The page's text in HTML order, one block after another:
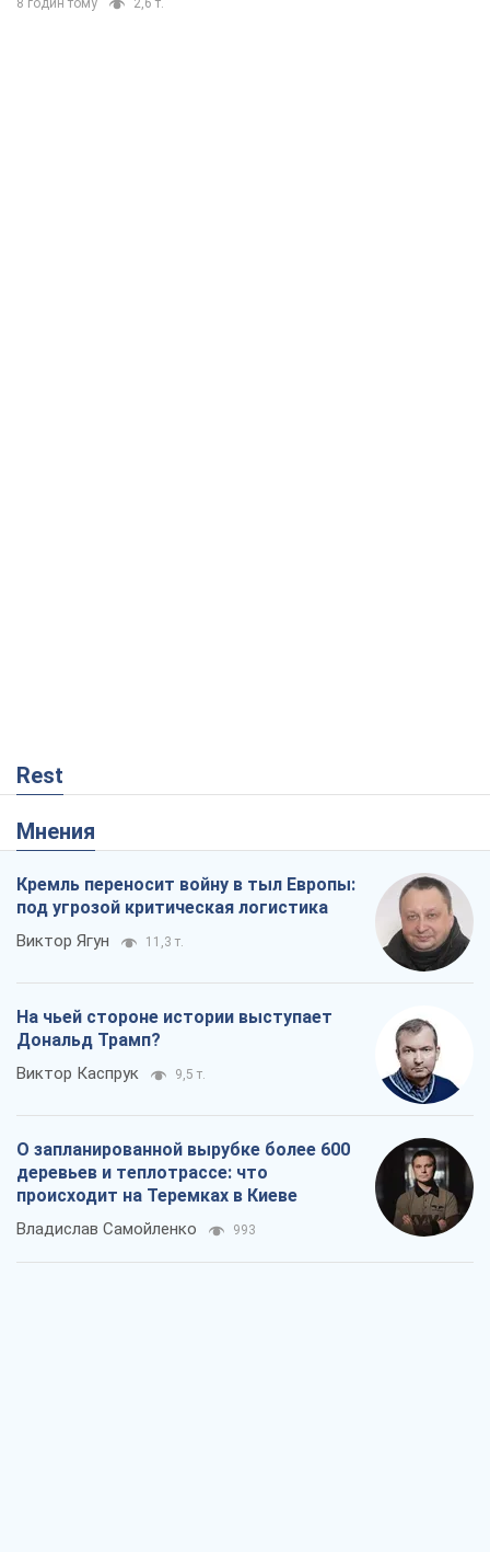
8 годин тому 2,6 т.
Rest
Мнения
Кремль переносит войну в тыл Европы:
под угрозой критическая логистика
Виктор Ягун 11,3 т.
На чьей стороне истории выступает
Дональд Трамп?
Виктор Каспрук 9,5 т.
О запланированной вырубке более 600
деревьев и теплотрассе: что
происходит на Теремках в Киеве
Владислав Самойленко 993